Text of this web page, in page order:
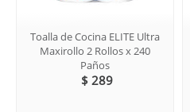
Toalla de Cocina ELITE Ultra
Maxirollo 2 Rollos x 240
Paños
$ 289